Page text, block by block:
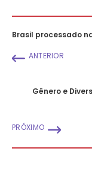
Brasil processado
ANTERIOR
Gênero e
PRÓXIMO